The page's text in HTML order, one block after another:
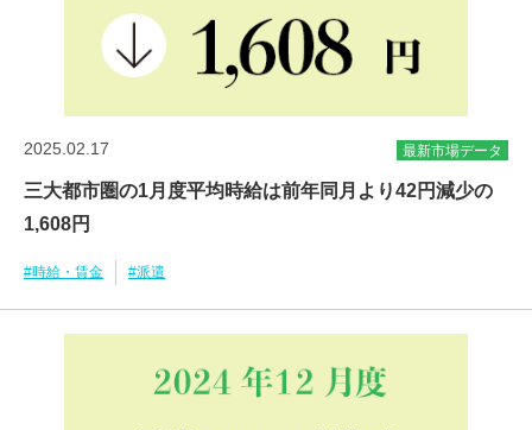
2025.02.17 最新市場データ
三大都市圏の1月度平均時給は前年同月より42円減少の
1,608円
#時給・賃金 #派遣